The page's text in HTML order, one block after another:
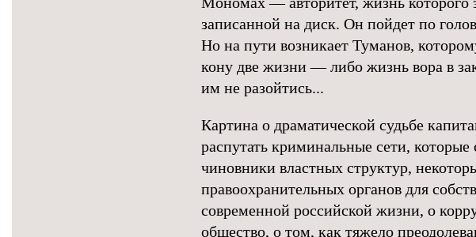
записанной на диск. Он пойдет по
Но на пути возникает Туманов,
кону две жизни — либо жизнь вора в
им не разойтись...
Картина о драматической судьбе
распутать криминальные сети,
чиновники властных структур,
правоохранительных органов для
современной российской жизни, о
общество, о том, как тяжело